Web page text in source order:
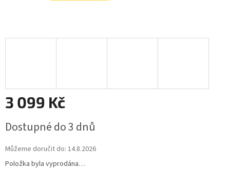
3 099 Kč
cena:
Dostupné do 3 dnů
Můžeme doručit do: 14.8.2026
Položka byla vyprodána…